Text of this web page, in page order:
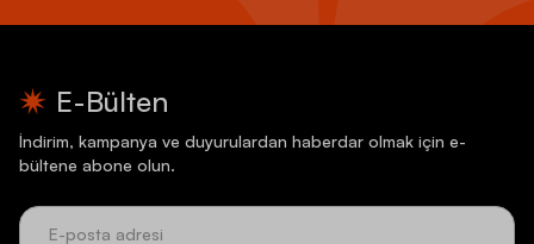
E-Bülten
İndirim, kampanya ve duyurulardan haberdar olmak için e-
bültene abone olun.